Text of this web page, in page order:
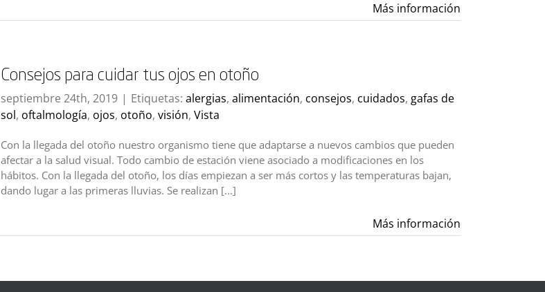
Más información
Consejos para cuidar tus ojos en otoño
septiembre 24th, 2019 | Etiquetas: alergias, alimentación, consejos, cuidados, gafas de
sol, oftalmología, ojos, otoño, visión, Vista
Con la llegada del otoño nuestro organismo tiene que adaptarse a nuevos cambios que pueden
afectar a la salud visual. Todo cambio de estación viene asociado a modificaciones en los
hábitos. Con la llegada del otoño, los días empiezan a ser más cortos y las temperaturas bajan,
dando lugar a las primeras lluvias. Se realizan [...]
Más información